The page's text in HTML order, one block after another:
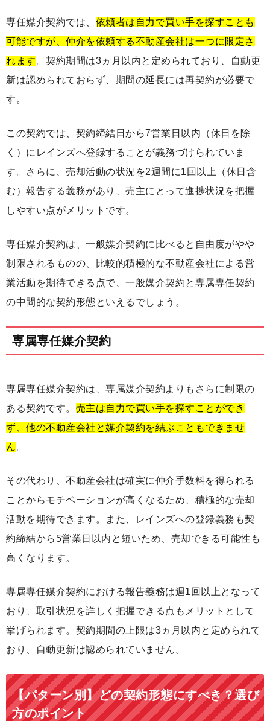
専任媒介契約では、 依頼者は自力で買い手を探すことも
可能ですが、仲介を依頼する不動産会社は一つに限定さ
れます 。契約期間は3ヵ月以内と定められており、自動更
新は認められておらず、期間の延長には再契約が必要で
す。
この契約では、契約締結日から7営業日以内（休日を除
く）にレインズへ登録することが義務づけられていま
す。さらに、売却活動の状況を2週間に1回以上（休日含
む）報告する義務があり、売主にとって進捗状況を把握
しやすい点がメリットです。
専任媒介契約は、一般媒介契約に比べると自由度がやや
制限されるものの、比較的積極的な不動産会社による営
業活動を期待できる点で、一般媒介契約と専属専任契約
の中間的な契約形態といえるでしょう。
専属専任媒介契約
専属専任媒介契約は、専属媒介契約よりもさらに制限の
ある契約です。 売主は自力で買い手を探すことができ
ず、他の不動産会社と媒介契約を結ぶこともできませ
ん 。
その代わり、不動産会社は確実に仲介手数料を得られる
ことからモチベーションが高くなるため、積極的な売却
活動を期待できます。また、レインズへの登録義務も契
約締結から5営業日以内と短いため、売却できる可能性も
高くなります。
専属専任媒介契約における報告義務は週1回以上となって
おり、取引状況を詳しく把握できる点もメリットとして
挙げられます。契約期間の上限は3ヵ月以内と定められて
おり、自動更新は認められていません。
【パターン別】どの契約形態にすべき？選び
方のポイント